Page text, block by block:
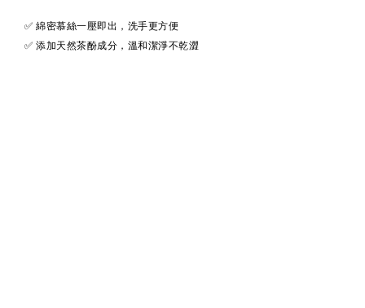
✅ 綿密慕絲一壓即出，洗手更方便
✅ 添加天然茶酚成分，溫和潔淨不乾澀